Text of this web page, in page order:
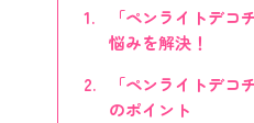
「ペンライトデコ
悩みを解決！
「ペンライトデコ
のポイント